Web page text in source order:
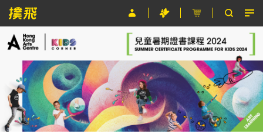
節目
主辦單位
關於撲飛
條款及細則